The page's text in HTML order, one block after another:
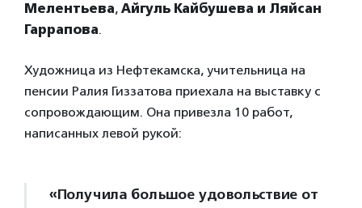
Мелентьева, Айгуль Кайбушева и Ляйсан
Гаррапова.
Художница из Нефтекамска, учительница на
пенсии Ралия Гиззатова приехала на выставку с
сопровождающим. Она привезла 10 работ,
написанных левой рукой:
«Получила большое удовольствие от